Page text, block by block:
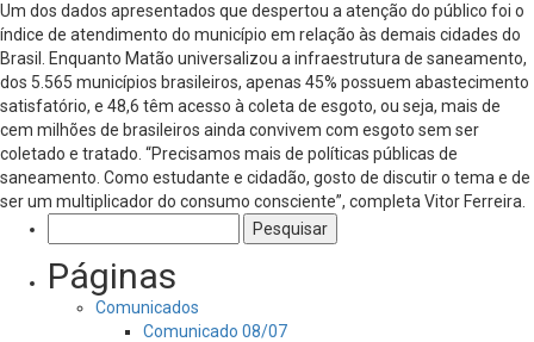
Um dos dados apresentados que despertou a atenção do público foi o
índice de atendimento do município em relação às demais cidades do
Brasil. Enquanto Matão universalizou a infraestrutura de saneamento,
dos 5.565 municípios brasileiros, apenas 45% possuem abastecimento
satisfatório, e 48,6 têm acesso à coleta de esgoto, ou seja, mais de
cem milhões de brasileiros ainda convivem com esgoto sem ser
coletado e tratado. “Precisamos mais de políticas públicas de
saneamento. Como estudante e cidadão, gosto de discutir o tema e de
ser um multiplicador do consumo consciente”, completa Vitor Ferreira.
por:
Páginas
Comunicados
Comunicado 08/07